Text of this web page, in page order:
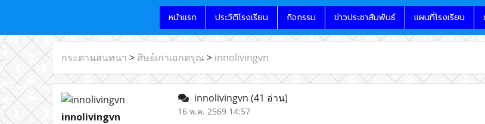
หน้าแรก ประวัติโรงเรียน กิจกรรม ข่าวประชาสัมพันธ์ แผนที่โรงเรียน
กระดานสนทนา > ศิษย์เก่าเอกดรุณ > innolivingvn
innolivingvn
innolivingvn (41 อ่าน)
16 พ.ค. 2569 14:57